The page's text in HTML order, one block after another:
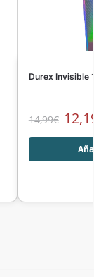
Durex Invisible
14,99€